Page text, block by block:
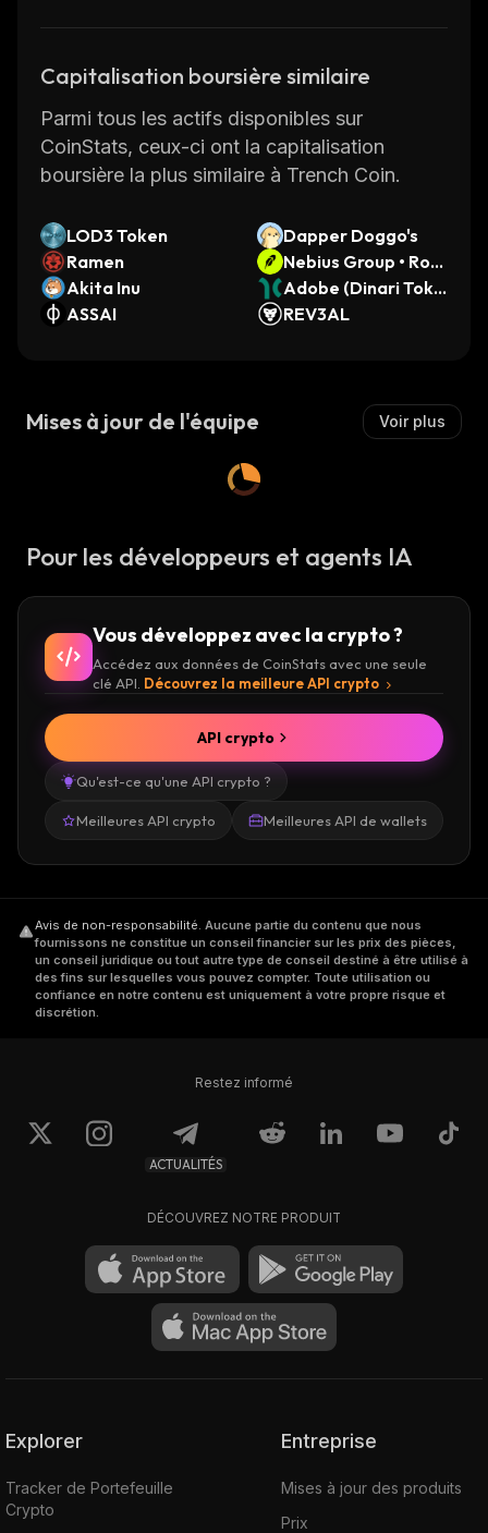
Capitalisation boursière similaire
Parmi tous les actifs disponibles sur
CoinStats, ceux-ci ont la capitalisation
boursière la plus similaire à Trench Coin.
LOD3 Token
Dapper Doggo's
Ramen
Nebius Group • Robi
nhood Token
Akita Inu
Adobe (Dinari Toke
nized Stock)
ASSAI REV3AL
Mises à jour de l'équipe Voir plus
Pour les développeurs et agents IA
Vous développez avec la crypto ?
Accédez aux données de CoinStats avec une seule
clé API. Découvrez la meilleure API crypto
Qu'est-ce qu'une API crypto ?
Meilleures API crypto Meilleures API de wallets
API crypto
Avis de non-responsabilité. Aucune partie du contenu que nous
fournissons ne constitue un conseil financier sur les prix des pièces,
un conseil juridique ou tout autre type de conseil destiné à être utilisé à
des fins sur lesquelles vous pouvez compter. Toute utilisation ou
confiance en notre contenu est uniquement à votre propre risque et
discrétion.
Restez informé
ACTUALITÉS
DÉCOUVREZ NOTRE PRODUIT
Explorer
Tracker de Portefeuille
Crypto
Entreprise
Mises à jour des produits
Prix